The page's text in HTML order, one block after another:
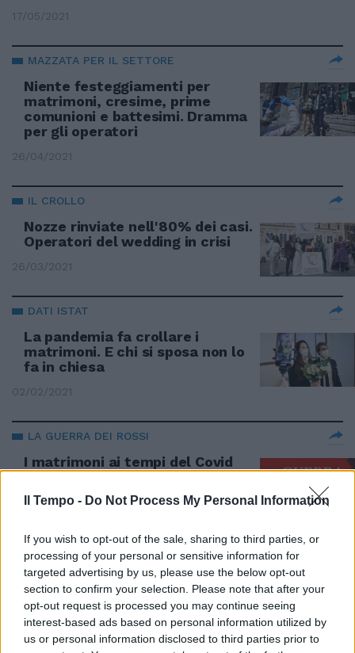
Il Tempo - Do Not Process My Personal Information
If you wish to opt-out of the sale, sharing to third parties, or
processing of your personal or sensitive information for
targeted advertising by us, please use the below opt-out
section to confirm your selection. Please note that after your
opt-out request is processed you may continue seeing
interest-based ads based on personal information utilized by
us or personal information disclosed to third parties prior to
17/05/2021
MAZZATA PER IL SETTORE
Niente festeggiamenti per
matrimoni, cresime, prime
comunioni e battesimi. Dramma
per gli operatori
26/04/2021
IL CROLLO
Nozze rinviate nell'80% dei casi.
Operatori del wedding in crisi
26/03/2021
DATI ISTAT
La pandemia fa crollare i
matrimoni. E chi si sposa non lo
fa in chiesa
02/02/2021
LA GUERRA DEI ROSSI
I matrimoni ai tempi del Covid
La stretta sui matrimoni è
sbagliata. Anche Emiliano
scarica Conte
14/10/2020